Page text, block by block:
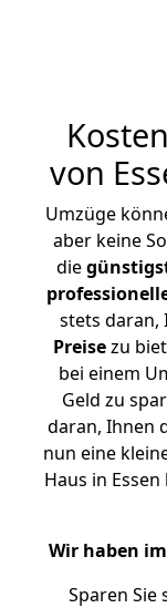
von
Umzüge
aber keine
die
stets daran,
Preisezu
bei einem
Geld zu
daran, Ihnen
nun eine
Haus in
Wir haben
Sparen Sie